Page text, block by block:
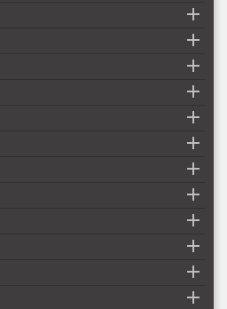











